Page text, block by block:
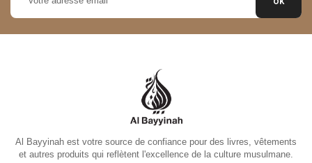
Al Bayyinah est votre source de confiance pour des livres, vêtements
et autres produits qui reflètent l'excellence de la culture musulmane.